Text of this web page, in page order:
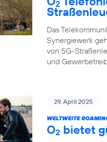
2
Das
Synergiewerk
von 5G-
und
29. April 2025
WELTWEITE
O2 bietet